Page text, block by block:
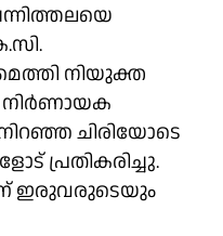
നിയുക്ത
നിർണായക
ചിരിയോടെ
പ്രതികരിച്ചു.
ഇരുവരുടെയും